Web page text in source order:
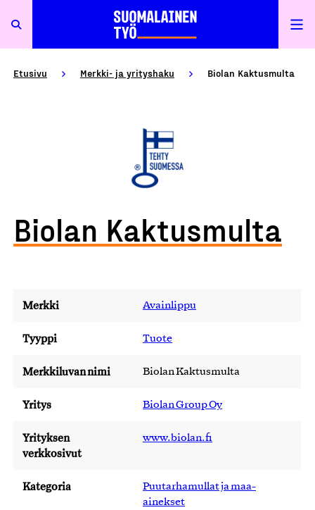
Etusivu Merkki- ja yrityshaku Biolan Kaktusmulta
Biolan Kaktusmulta
Merkki Avainlippu
Tyyppi Tuote
Merkkiluvan nimi Biolan Kaktusmulta
Yritys Biolan Group Oy
Yrityksen
verkkosivut
www.biolan.fi
Kategoria
Puutarhamullat ja maa-
ainekset